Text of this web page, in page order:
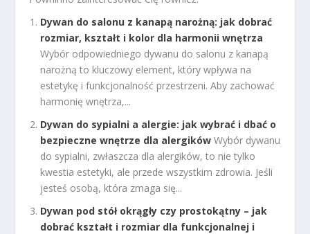
Dywan do salonu z kanapą narożną: jak dobrać
rozmiar, kształt i kolor dla harmonii wnętrza
Wybór odpowiedniego dywanu do salonu z kanapą
narożną to kluczowy element, który wpływa na
estetykę i funkcjonalność przestrzeni. Aby zachować
harmonię wnętrza,...
Dywan do sypialni a alergie: jak wybrać i dbać o
bezpieczne wnętrze dla alergików Wybór dywanu
do sypialni, zwłaszcza dla alergików, to nie tylko
kwestia estetyki, ale przede wszystkim zdrowia. Jeśli
jesteś osobą, która zmaga się...
Dywan pod stół okrągły czy prostokątny – jak
dobrać kształt i rozmiar dla funkcjonalnej i